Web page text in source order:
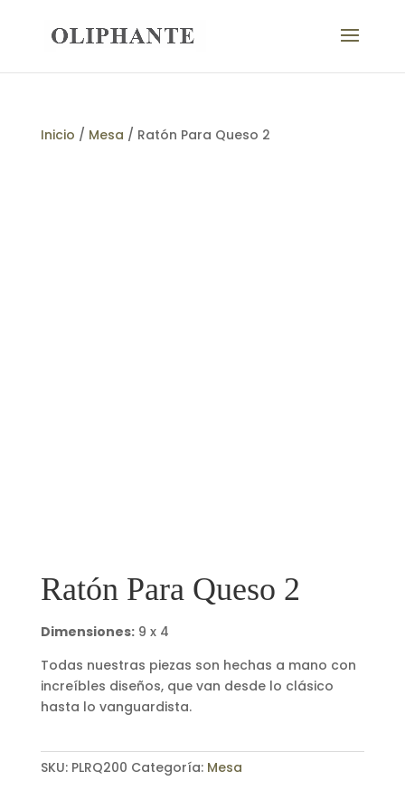
Inicio / Mesa / Ratón Para Queso 2
Ratón Para Queso 2
Dimensiones:9 x 4
Todas nuestras piezas son hechas a mano con
increíbles diseños, que van desde lo clásico
hasta lo vanguardista.
SKU: PLRQ200 Categoría: Mesa